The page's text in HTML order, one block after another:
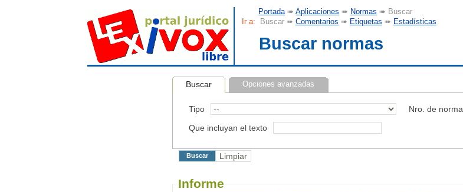
Portada ➠Aplicaciones ➠ Normas ➠ Buscar
Ir a: Buscar ➠ Comentarios ➠ Etiquetas ➠ Estadísticas
Buscar normas
Buscar Opciones avanzadas
Tipo Nro. de norma
Que incluyan el texto
Informe